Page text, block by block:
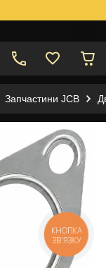
Запчастини JCB
КНОПКА
ЗВ'ЯЗКУ